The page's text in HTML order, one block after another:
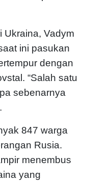
Ukraina, Vadym
ini pasukan
dengan
“Salah satu
sebenarnya
847 warga
Rusia.
menembus
yang